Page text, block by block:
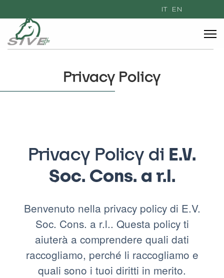
Seleziona la tua
IT EN
Privacy Policy
Privacy Policy diE.V.
Soc. Cons. a r.l.
Benvenuto nella privacy policy di E.V.
Soc. Cons. a r.l.. Questa policy ti
aiuterà a comprendere quali dati
raccogliamo, perché li raccogliamo e
quali sono i tuoi diritti in merito.